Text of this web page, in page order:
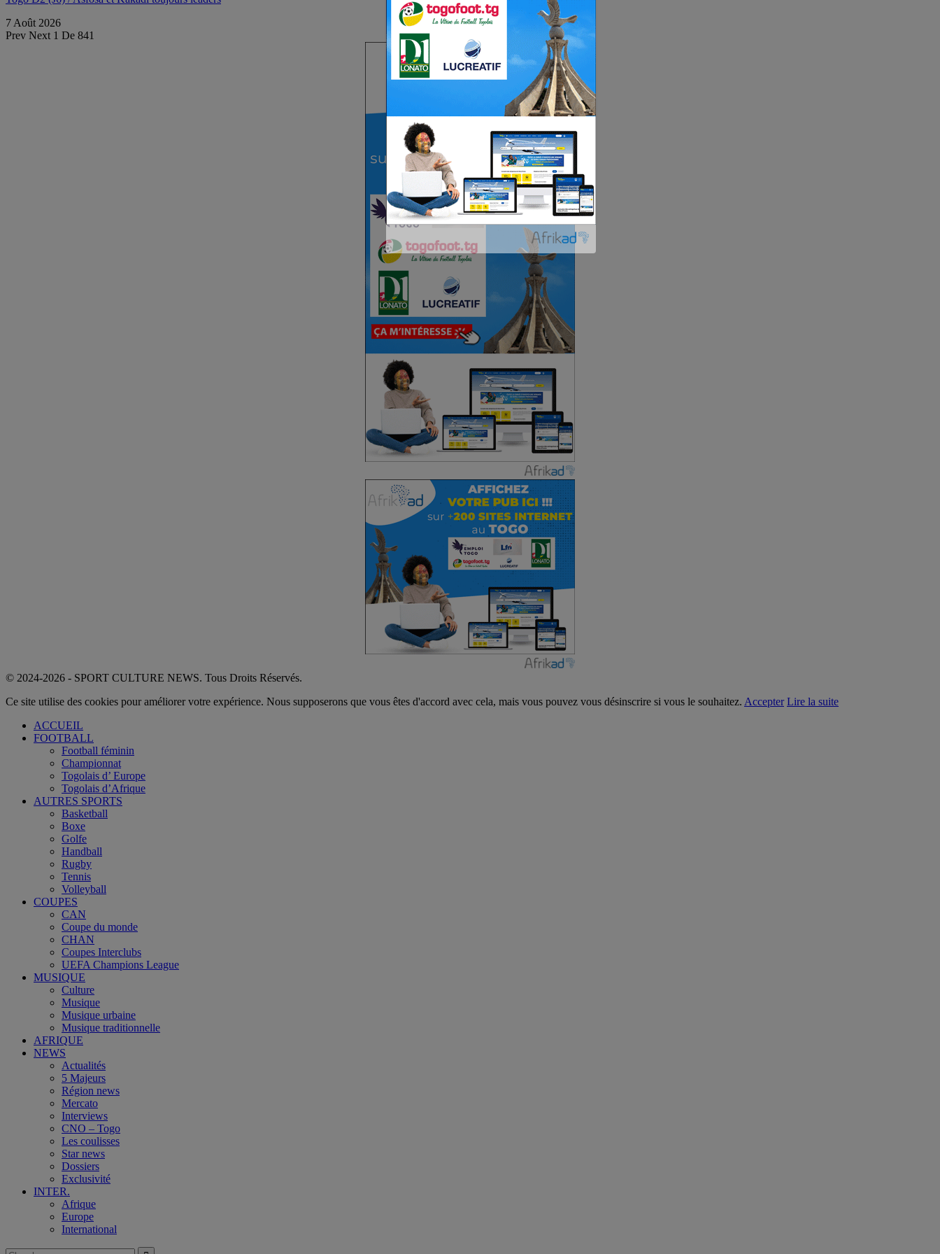
7 Août 2026
Prev Next 1 De 841
© 2024-2026 - SPORT CULTURE NEWS. Tous Droits Réservés.
Ce site utilise des cookies pour améliorer votre expérience. Nous supposerons que vous êtes d'accord avec cela, mais vous pouvez vous désinscrire si vous le souhaitez. Accepter Lire la suite
ACCUEIL
FOOTBALL
Football féminin
Championnat
Togolais d’ Europe
Togolais d’Afrique
AUTRES SPORTS
Basketball
Boxe
Golfe
Handball
Rugby
Tennis
Volleyball
COUPES
CAN
Coupe du monde
CHAN
Coupes Interclubs
UEFA Champions League
MUSIQUE
Culture
Musique
Musique urbaine
Musique traditionnelle
AFRIQUE
NEWS
Actualités
5 Majeurs
Région news
Mercato
Interviews
CNO – Togo
Les coulisses
Star news
Dossiers
Exclusivité
INTER.
Afrique
Europe
International